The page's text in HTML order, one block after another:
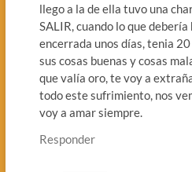
llego a la de ella tuvo una
SALIR, cuando lo que
encerrada unos días, tenia
sus cosas buenas y cosas
que valía oro, te voy a
todo este sufrimiento, nos
voy a amar siempre.
Responder